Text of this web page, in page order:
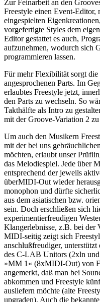
Zur Feinarbeit an den
Freestyle einen Event-
eingespielten
vorgefertigte Styles dem
Editor gestattet es auch,
aufzunehmen, wodurch sich
programmieren lassen.
Für mehr Flexibilität sorgt
angesprochenen Parts. Im
erlaubtes Freestyle jetzt,
den Parts zu wechseln. So
Takthälfte als Intro zu
mit der Groove-Variation 2 zu
Um auch den Musikern
mit der bei uns
möchten, erlaubt unser
das Melodiespiel. Jede über
entsprechend der jeweils
überMIDI-Out wieder
monophon und dürfte
aus dem asiatischen bzw.
sein. Doch erschließen sich
experimentierfreudigen
Klangerlebnisse, z.B. bei der
MIDI-seitig zeigt sich
anschlußfreudiger,
des C-LAB Unitors (2xln
»MM 1« (8xMIDI-Out) von
angemerkt, daß man bei
abkommen und Freestyle
ausliefern möchte (alte
upgraden). Auch die